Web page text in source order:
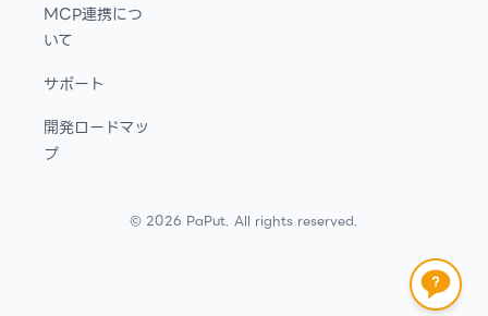
MCP連携につ
いて
サポート
開発ロードマッ
プ
© 2026 PaPut. All rights reserved.